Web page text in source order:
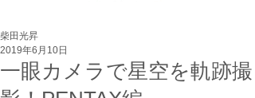
一眼カメラで星空を軌跡撮
柴田光昇
2019年6月10日